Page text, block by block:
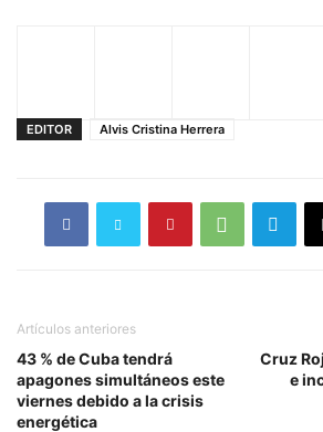
EDITOR Alvis Cristina Herrera
Artículos anteriores
43 % de Cuba tendrá
apagones simultáneos este
viernes debido a la crisis
energética
Cruz
e